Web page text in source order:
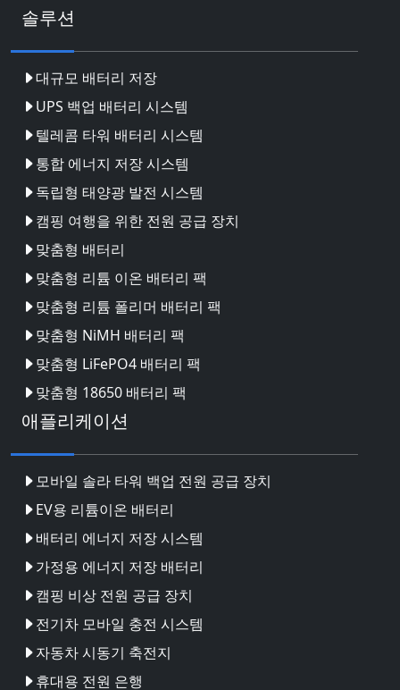
솔루션
대규모 배터리 저장
UPS 백업 배터리 시스템
텔레콤 타워 배터리 시스템
통합 에너지 저장 시스템
독립형 태양광 발전 시스템
캠핑 여행을 위한 전원 공급 장치
맞춤형 배터리
맞춤형 리튬 이온 배터리 팩
맞춤형 리튬 폴리머 배터리 팩
맞춤형 NiMH 배터리 팩
맞춤형 LiFePO4 배터리 팩
맞춤형 18650 배터리 팩
애플리케이션
모바일 솔라 타워 백업 전원 공급 장치
EV용 리튬이온 배터리
배터리 에너지 저장 시스템
가정용 에너지 저장 배터리
캠핑 비상 전원 공급 장치
전기차 모바일 충전 시스템
자동차 시동기 축전지
휴대용 전원 은행